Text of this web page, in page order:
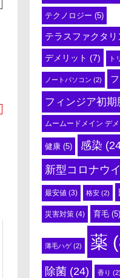
テクノロジー (5)
テラスファクタリ
デメリット (7) ト
ノートパソコン (2)
フィンジア初期
ムームードメイン デメ
健康 (5) 感染
新型コロナウ
最安値 (3) 格安 (2)
災害対策 (4) 育毛 (5)
薄毛ハゲ(2) 薬
除菌 (24) 香り (2)